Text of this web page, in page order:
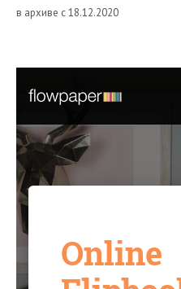
в архиве с 18.12.2020